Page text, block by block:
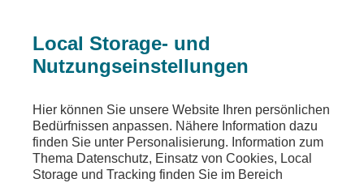
Digitale Gewalt
Stefanie Hubig (SPD) stellt Gesetzentwurf vor
Local Storage- und
Nutzungseinstellungen
Hier können Sie unsere Website Ihren persönlichen
Bedürfnissen anpassen. Nähere Information dazu
finden Sie unter Personalisierung. Information zum
Thema Datenschutz, Einsatz von Cookies, Local
Storage und Tracking finden Sie im Bereich